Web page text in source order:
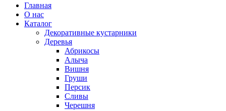
Главная
О нас
Каталог
Декоративные кустарники
Деревья
Абрикосы
Алыча
Вишня
Груши
Персик
Сливы
Черешня